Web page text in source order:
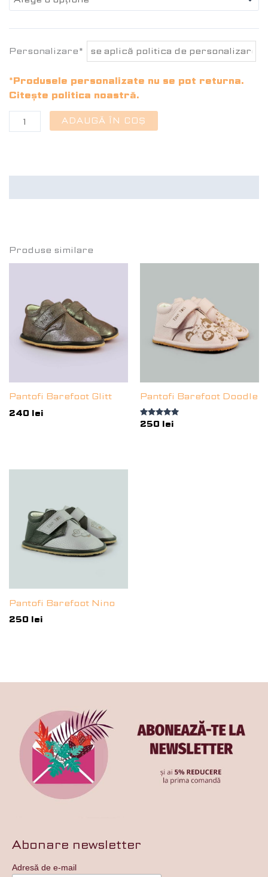
Personalizare*
*Produsele personalizate nu se pot returna.
Citește politica noastră.
ADAUGĂ ÎN COȘ
Produse similare
Pantofi Barefoot Glitt
240 lei
Pantofi Barefoot Doodle
Evaluat la
250 lei
Pantofi Barefoot Nino
250 lei
Abonare newsletter
Adresă de e-mail